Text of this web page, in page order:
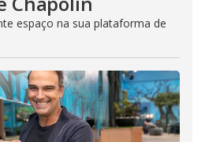
espaço na sua plataforma de